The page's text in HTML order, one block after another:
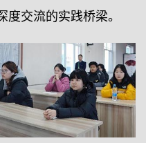
交流的实践桥梁。